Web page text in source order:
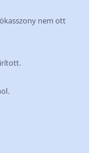
nem ott